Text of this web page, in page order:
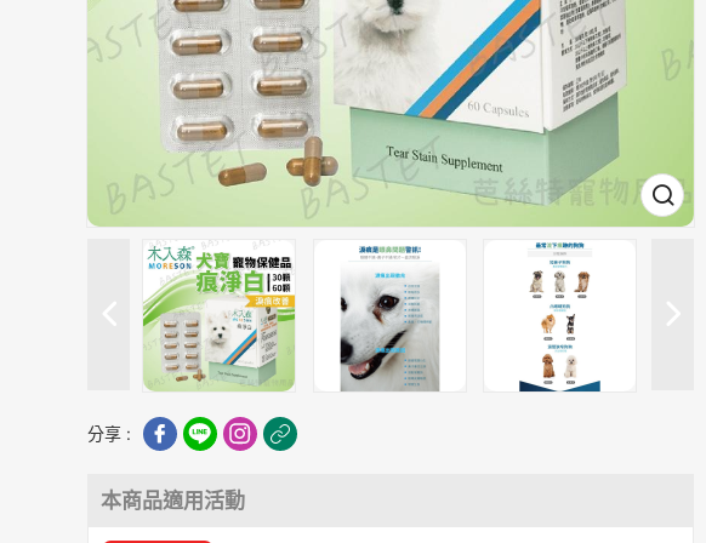
分享 :
本商品適用活動